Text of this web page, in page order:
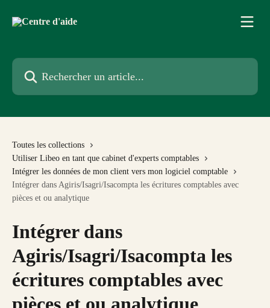
Rechercher un article...
Toutes les collections
Utiliser Libeo en tant que cabinet d'experts comptables
Intégrer les données de mon client vers mon logiciel comptable
Intégrer dans Agiris/Isagri/Isacompta les écritures comptables avec
pièces et ou analytique
Intégrer dans
Agiris/Isagri/Isacompta les
écritures comptables avec